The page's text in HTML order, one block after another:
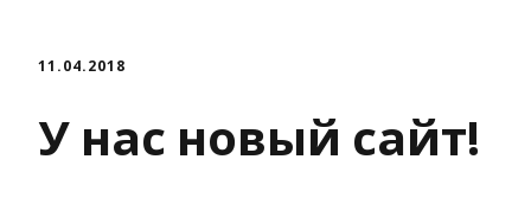
11.04.2018
У нас новый сайт!